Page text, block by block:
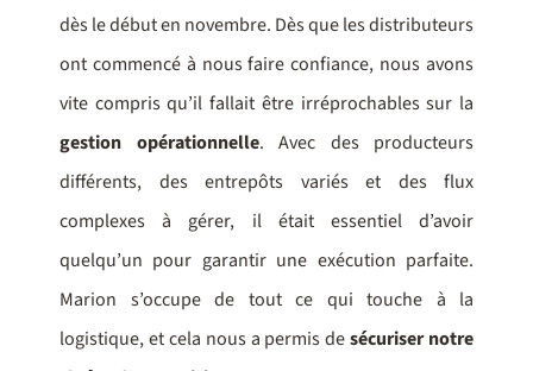
dès le début en novembre. Dès que les distributeurs
ont commencé à nous faire confiance, nous avons
vite compris qu’il fallait être irréprochables sur la
gestion opérationnelle. Avec des producteurs
différents, des entrepôts variés et des flux
complexes à gérer, il était essentiel d’avoir
quelqu’un pour garantir une exécution parfaite.
Marion s’occupe de tout ce qui touche à la
logistique, et cela nous a permis desécuriser notre